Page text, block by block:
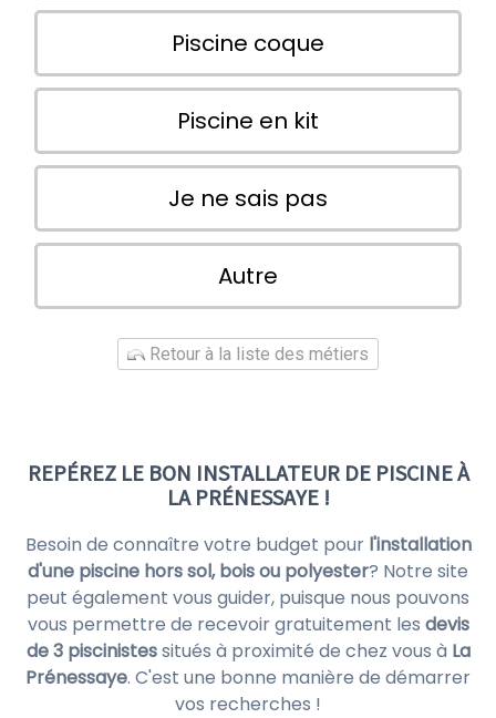
Piscine coque
Piscine en kit
Je ne sais pas
Autre
Retour à la liste des métiers
REPÉREZ LE BON INSTALLATEUR DE PISCINE À
LA PRÉNESSAYE !
Besoin de connaître votre budget pour l'installation
d'une piscine hors sol, bois ou polyester? Notre site
peut également vous guider, puisque nous pouvons
vous permettre de recevoir gratuitement les devis
de 3 piscinistessitués à proximité de chez vous à La
Prénessaye. C'est une bonne manière de démarrer
vos recherches !